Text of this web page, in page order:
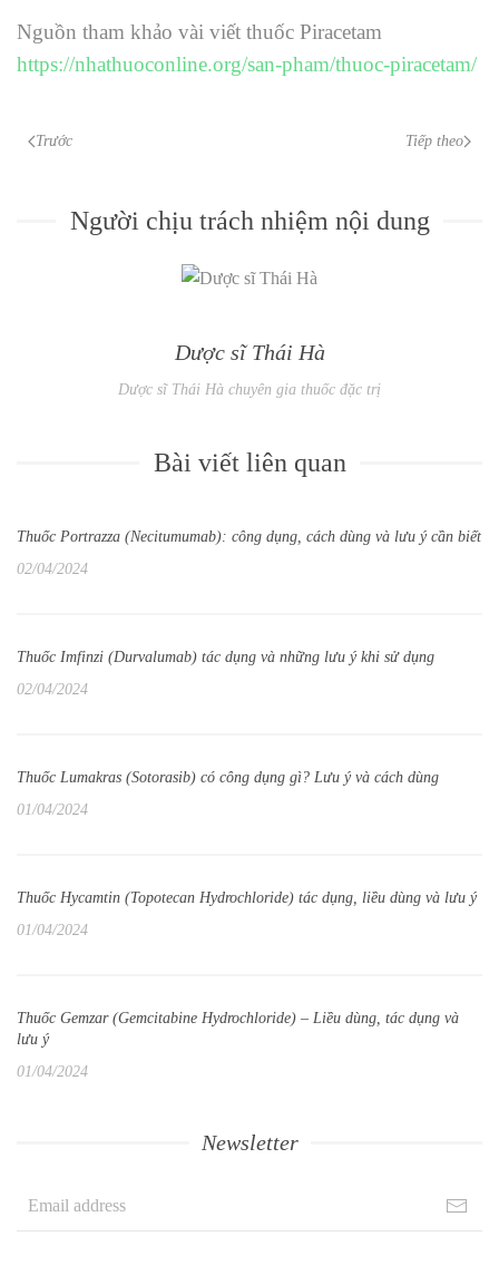
Nguồn tham khảo vài viết thuốc Piracetam
https://nhathuoconline.org/san-pham/thuoc-piracetam/
Trước Tiếp theo
Người chịu trách nhiệm nội dung
Dược sĩ Thái Hà
Dược sĩ Thái Hà chuyên gia thuốc đặc trị
Bài viết liên quan
Thuốc Portrazza (Necitumumab): công dụng, cách dùng và lưu ý cần biết
02/04/2024
Thuốc Imfinzi (Durvalumab) tác dụng và những lưu ý khi sử dụng
02/04/2024
Thuốc Lumakras (Sotorasib) có công dụng gì? Lưu ý và cách dùng
01/04/2024
Thuốc Hycamtin (Topotecan Hydrochloride) tác dụng, liều dùng và lưu ý
01/04/2024
Thuốc Gemzar (Gemcitabine Hydrochloride) – Liều dùng, tác dụng và
lưu ý
01/04/2024
Newsletter